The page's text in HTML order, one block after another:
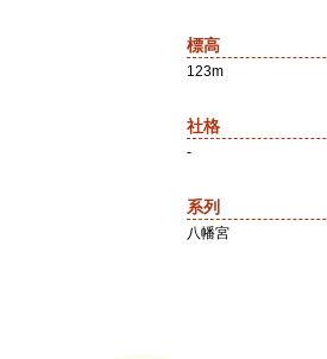
標高
123m
社格
-
系列
八幡宮